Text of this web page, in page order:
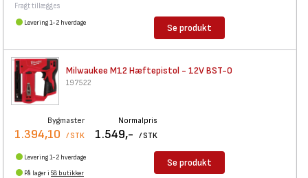
Fragt tillægges
Levering 1-2 hverdage Se produkt
Milwaukee M12 Hæftepistol - 12V BST-0
197522
Bygmaster
1.394,10 / STK
Normalpris
1.549,- / STK
Levering 1-2 hverdage
På lager i 58 butikker
Se produkt